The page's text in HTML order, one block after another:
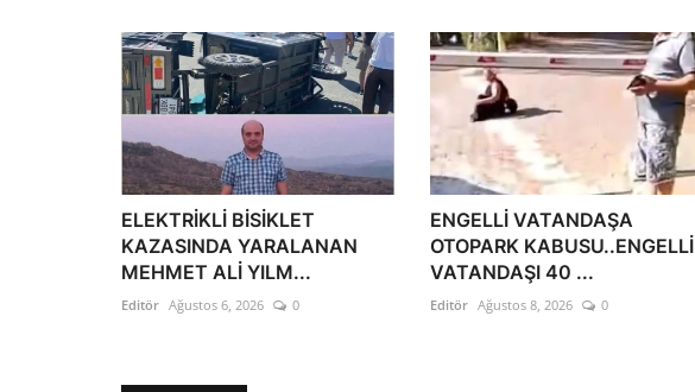
ELEKTRİKLİ BİSİKLET
KAZASINDA YARALANAN
MEHMET ALİ YILM...
Editör Ağustos 6, 2026 0
ENGELLİ VATANDAŞA
OTOPARK KABUSU..ENGELLİ
VATANDAŞI 40 ...
Editör Ağustos 8, 2026 0